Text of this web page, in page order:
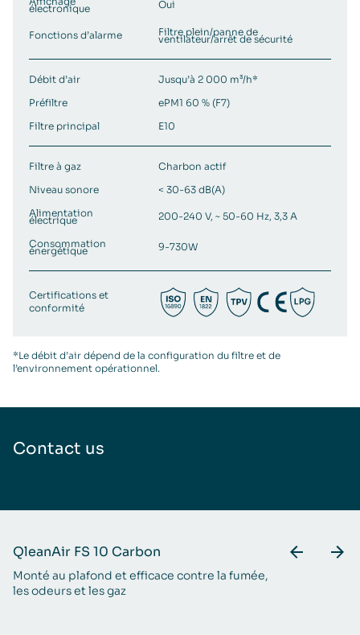
électronique Oui
Fonctions d’alarme Filtre plein/panne de
ventilateur/arrêt de sécurité
Débit d’air
Jusqu’à 2 000 m³/h*
Préfiltre
ePM1 60 % (F7)
Filtre principal
E10
Filtre à gaz
Charbon actif
Niveau sonore
< 30-63 dB(A)
Alimentation
électrique 200-240 V, ~ 50-60 Hz, 3,3 A
Consommation
énergétique 9-730W
Certifications et
conformité
*Le débit d’air dépend de la configuration du filtre et de
l’environnement opérationnel.
Contact us
QleanAir FS 10 Carbon
Monté au plafond et efficace contre la fumée,
les odeurs et les gaz